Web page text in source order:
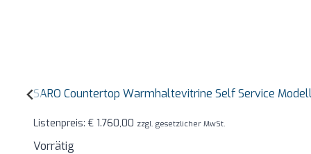
SARO Countertop Warmhaltevitrine Self Service
Listenpreis: € 1.760,00 zzgl. gesetzlicher MwSt.
Vorrätig